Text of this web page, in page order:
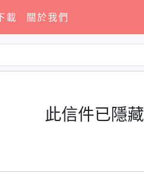
載 關於我們
此信件已隱藏